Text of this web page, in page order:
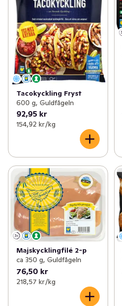
Tacokyckling Fryst
600 g, Guldfågeln
92,95 kr
154,92 kr /kg
Majskycklingfilé 2-p
ca 350 g, Guldfågeln
76,50 kr
218,57 kr /kg